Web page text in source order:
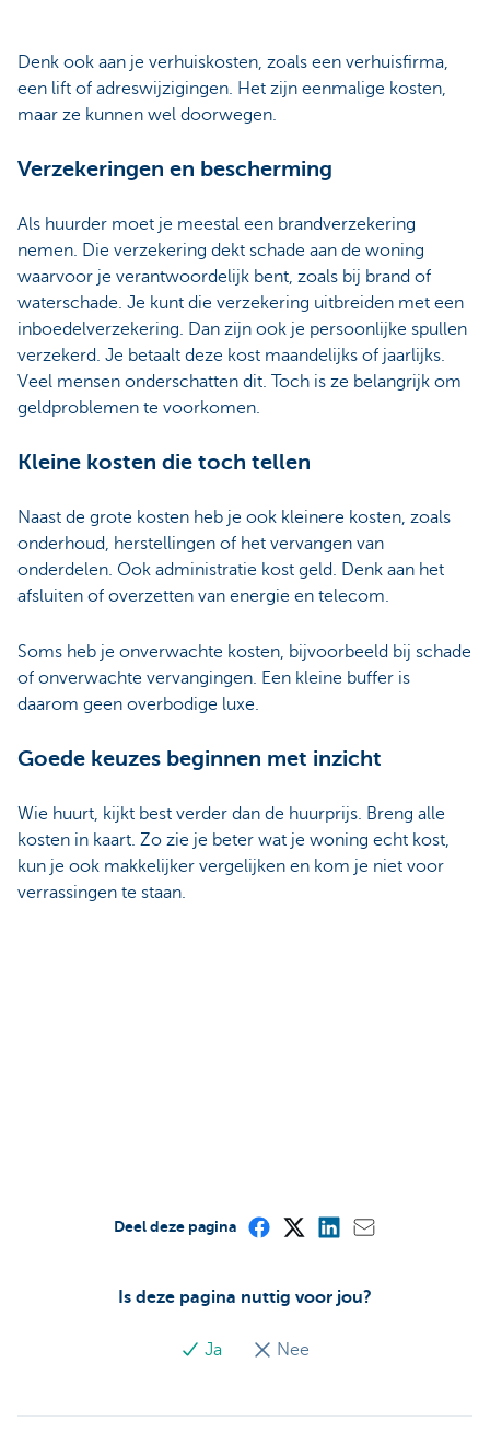
Denk ook aan je verhuiskosten, zoals een verhuisfirma,
een lift of adreswijzigingen. Het zijn eenmalige kosten,
maar ze kunnen wel doorwegen.
Verzekeringen en bescherming
Als huurder moet je meestal een brandverzekering
nemen. Die verzekering dekt schade aan de woning
waarvoor je verantwoordelijk bent, zoals bij brand of
waterschade. Je kunt die verzekering uitbreiden met een
inboedelverzekering. Dan zijn ook je persoonlijke spullen
verzekerd. Je betaalt deze kost maandelijks of jaarlijks.
Veel mensen onderschatten dit. Toch is ze belangrijk om
geldproblemen te voorkomen.
Kleine kosten die toch tellen
Naast de grote kosten heb je ook kleinere kosten, zoals
onderhoud, herstellingen of het vervangen van
onderdelen. Ook administratie kost geld. Denk aan het
afsluiten of overzetten van energie en telecom.
Soms heb je onverwachte kosten, bijvoorbeeld bij schade
of onverwachte vervangingen. Een kleine buffer is
daarom geen overbodige luxe.
Goede keuzes beginnen met inzicht
Wie huurt, kijkt best verder dan de huurprijs. Breng alle
kosten in kaart. Zo zie je beter wat je woning echt kost,
kun je ook makkelijker vergelijken en kom je niet voor
verrassingen te staan.
Is deze pagina nuttig voor jou?
Ja Nee
Deel deze pagina